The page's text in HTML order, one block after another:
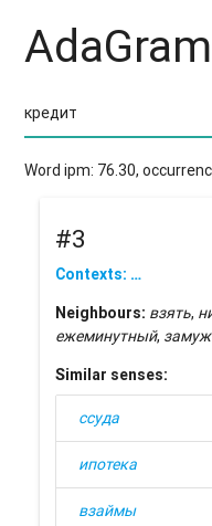
AdaGram
Word ipm: 76.30,
#3
Contexts: …
Neighbours: взять,
ежеминутный, замуж
Similar senses:
ссуда
ипотека
взаймы